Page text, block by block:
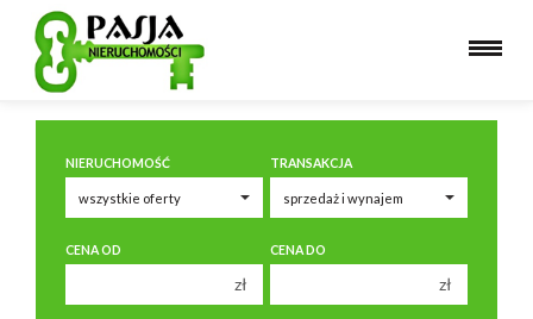
NIERUCHOMOŚĆ TRANSAKCJA
CENA OD
zł
CENA DO
zł